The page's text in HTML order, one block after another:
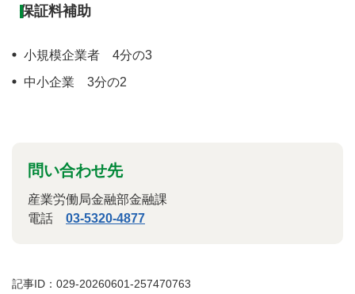
保証料補助
小規模企業者 4分の3
中小企業 3分の2
問い合わせ先
産業労働局金融部金融課
電話 03-5320-4877
記事ID：029-20260601-257470763